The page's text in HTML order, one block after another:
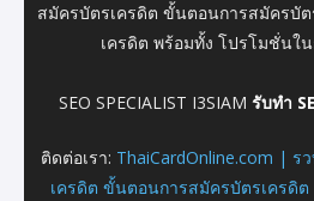
สมัครบัตรเครดิต ขั้นตอนการสมัครบั
เครดิต พร้อมทั้ง โปรโมชั่นใ
SEO SPECIALIST I3SIAM รับทำ
ติดต่อเรา: ThaiCardOnline.com |
เครดิต ขั้นตอนการสมัครบัตรเครดิ